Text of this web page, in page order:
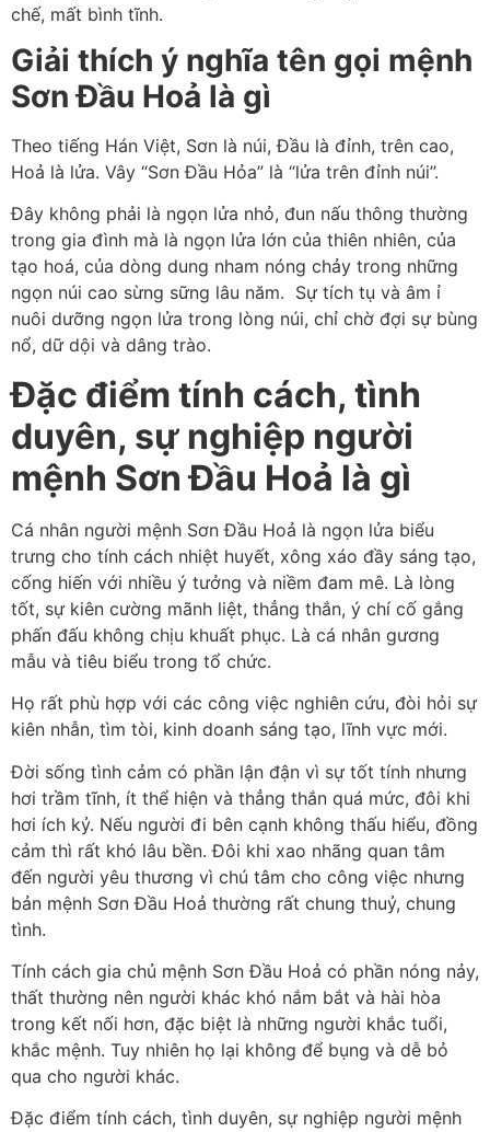
chế, mất bình tĩnh.
Giải thích ý nghĩa tên gọi mệnh
Sơn Đầu Hoả là gì
Theo tiếng Hán Việt, Sơn là núi, Đầu là đỉnh, trên cao,
Hoả là lửa. Vây “Sơn Đầu Hỏa” là “lửa trên đỉnh núi”.
Đây không phải là ngọn lửa nhỏ, đun nấu thông thường
trong gia đình mà là ngọn lửa lớn của thiên nhiên, của
tạo hoá, của dòng dung nham nóng chảy trong những
ngọn núi cao sừng sững lâu năm. Sự tích tụ và âm ỉ
nuôi dưỡng ngọn lửa trong lòng núi, chỉ chờ đợi sự bùng
nổ, dữ dội và dâng trào.
Đặc điểm tính cách, tình
duyên, sự nghiệp người
mệnh Sơn Đầu Hoả là gì
Cá nhân người mệnh Sơn Đầu Hoả là ngọn lửa biểu
trưng cho tính cách nhiệt huyết, xông xáo đầy sáng tạo,
cống hiến với nhiều ý tưởng và niềm đam mê. Là lòng
tốt, sự kiên cường mãnh liệt, thẳng thắn, ý chí cố gắng
phấn đấu không chịu khuất phục. Là cá nhân gương
mẫu và tiêu biểu trong tổ chức.
Họ rất phù hợp với các công việc nghiên cứu, đòi hỏi sự
kiên nhẫn, tìm tòi, kinh doanh sáng tạo, lĩnh vực mới.
Đời sống tình cảm có phần lận đận vì sự tốt tính nhưng
hơi trầm tĩnh, ít thể hiện và thẳng thắn quá mức, đôi khi
hơi ích kỷ. Nếu người đi bên cạnh không thấu hiểu, đồng
cảm thì rất khó lâu bền. Đôi khi xao nhãng quan tâm
đến người yêu thương vì chú tâm cho công việc nhưng
bản mệnh Sơn Đầu Hoả thường rất chung thuỷ, chung
tình.
Tính cách gia chủ mệnh Sơn Đầu Hoả có phần nóng nảy,
thất thường nên người khác khó nắm bắt và hài hòa
trong kết nối hơn, đặc biệt là những người khắc tuổi,
khắc mệnh. Tuy nhiên họ lại không để bụng và dễ bỏ
qua cho người khác.
Đặc điểm tính cách, tình duyên, sự nghiệp người mệnh